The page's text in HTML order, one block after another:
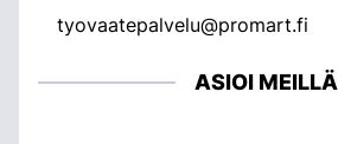
tyovaatepalvelu@promart.fi
ASIOI MEILLÄ